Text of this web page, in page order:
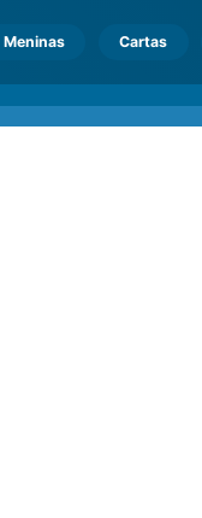
Meninas Cartas